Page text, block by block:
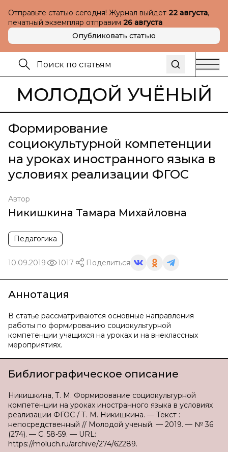
Отправьте статью сегодня! Журнал выйдет 22 августа,
печатный экземпляр отправим 26 августа
Опубликовать статью
МОЛОДОЙ УЧЁНЫЙ
Формирование
социокультурной компетенции
на уроках иностранного языка в
условиях реализации ФГОС
Автор
Никишкина Тамара Михайловна
Педагогика
10.09.2019 1017 Поделиться
Аннотация
В статье рассматриваются основные направления
работы по формированию социокультурной
компетенции учащихся на уроках и на внеклассных
мероприятиях.
Библиографическое описание
Никишкина, Т. М. Формирование социокультурной
компетенции на уроках иностранного языка в условиях
реализации ФГОС / Т. М. Никишкина. — Текст :
непосредственный // Молодой ученый. — 2019. — № 36
(274). — С. 58-59. — URL:
https://moluch.ru/archive/274/62289.